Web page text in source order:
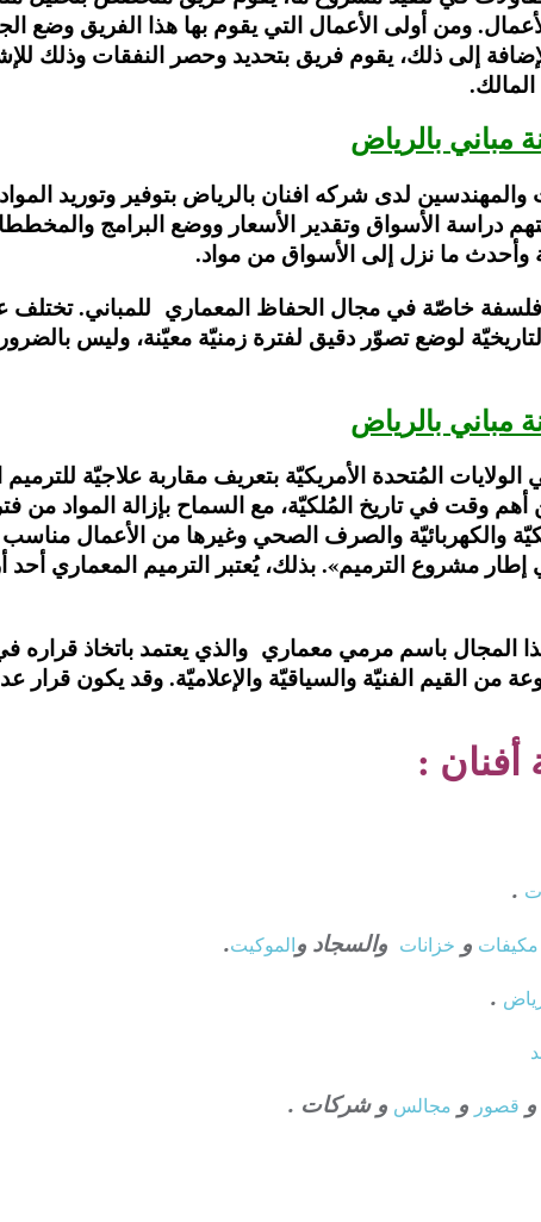
ومن أولى الأعمال التي يقوم بها هذا الفريق وضع
إلى ذلك، يقوم فريق بتحديد وحصر النفقات وذلك
مباني بالرياض
لدى شركه افنان بالرياض بتوفير وتوريد المواد
دراسة الأسواق وتقدير الأسعار ووضع البرامج
وأحدث ما نزل إلى الأسواق من مواد.
خاصّة في مجال الحفاظ المعماري للمباني. تختلف
لوضع تصوّر دقيق لفترة زمنيّة معيّنة، وليس بالضرورة
مباني بالرياض
المُتحدة الأمريكيّة بتعريف مقاربة علاجيّة
أهم وقت في تاريخ المُلكيّة، مع السماح بإزالة المواد من
والكهربائيّة والصرف الصحي وغيرها من الأعمال
مشروع الترميم». بذلك، يُعتبر الترميم المعماري
باسم مرمي معماري والذي يعتمد باتخاذ قراره في
من القيم الفنيّة والسياقيّة والإعلاميّة. وقد يكون قرار
:
.
مكيفات و خزانات والسجاد والموكيت.
.
و قصور و مجالس و شركات .